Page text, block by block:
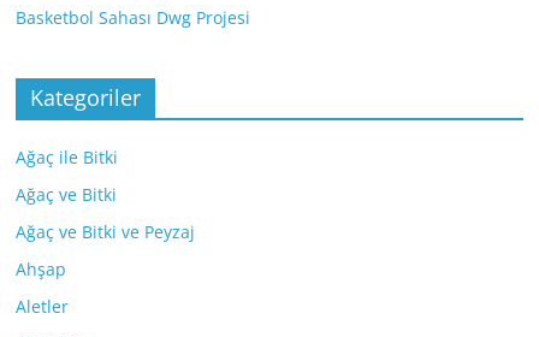
Basketbol Sahası Dwg Projesi
Kategoriler
Ağaç ile Bitki
Ağaç ve Bitki
Ağaç ve Bitki ve Peyzaj
Ahşap
Aletler